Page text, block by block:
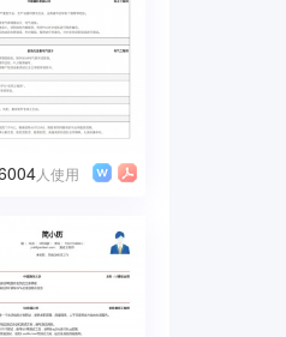
人使用